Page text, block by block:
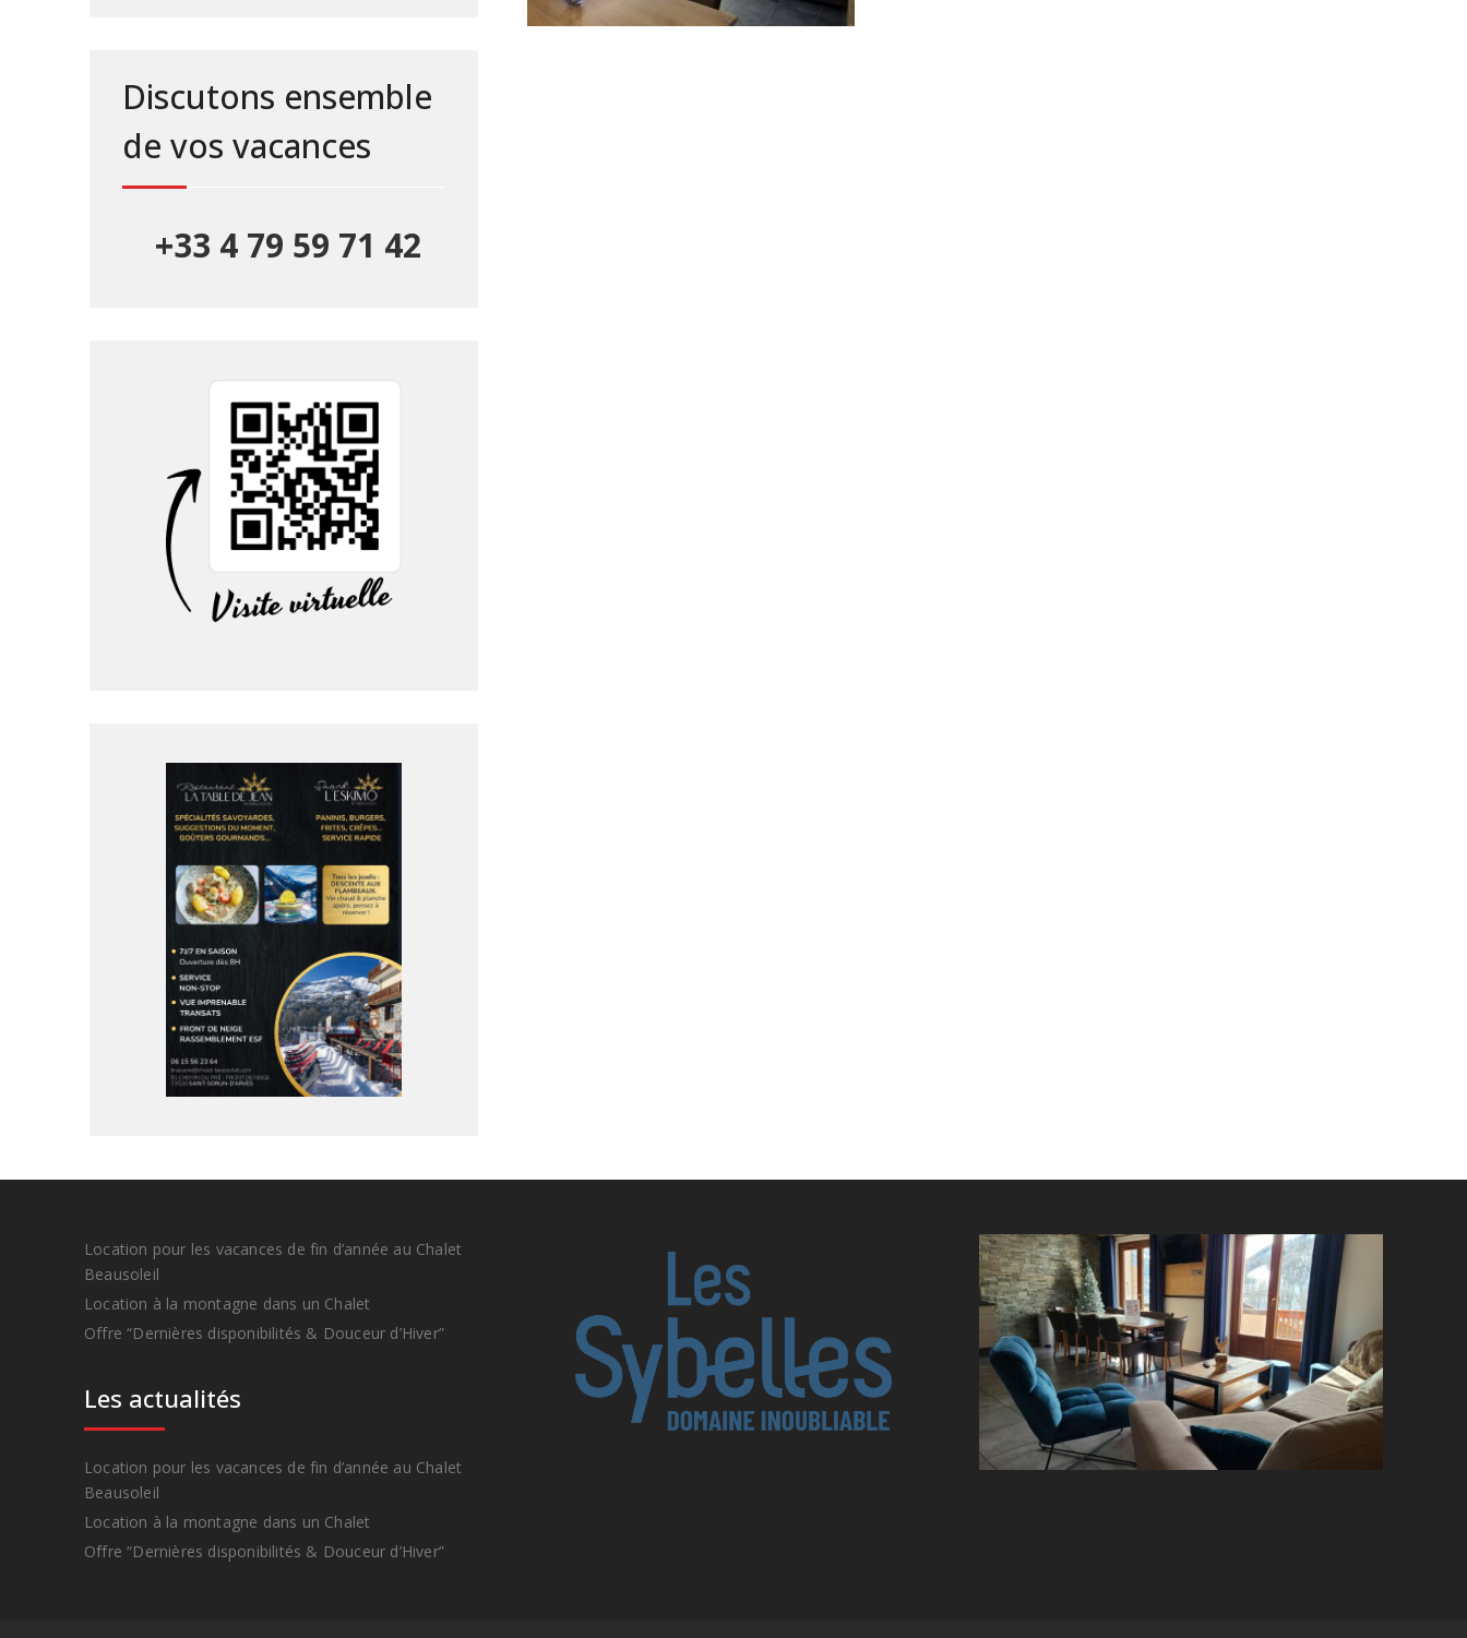
Discutons ensemble
de vos vacances
+33 4 79 59 71 42
Location pour les vacances de fin d’année au Chalet
Beausoleil
Location à la montagne dans un Chalet
Offre “Dernières disponibilités & Douceur d’Hiver”
Les actualités
Location pour les vacances de fin d’année au Chalet
Beausoleil
Location à la montagne dans un Chalet
Offre “Dernières disponibilités & Douceur d’Hiver”